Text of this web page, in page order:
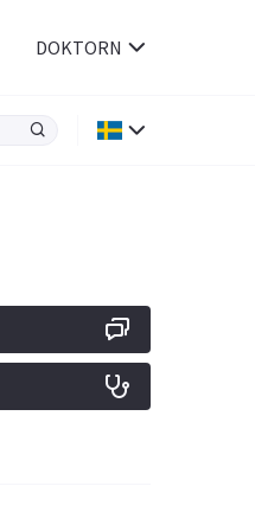
Sex & Samliv
Sömn & Stress
DOKTORN